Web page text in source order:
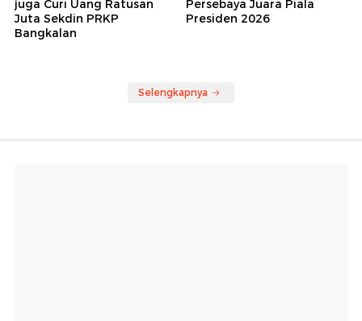
juga Curi Uang Ratusan
Juta Sekdin PRKP
Bangkalan
Persebaya Juara Piala
Presiden 2026
Selengkapnya